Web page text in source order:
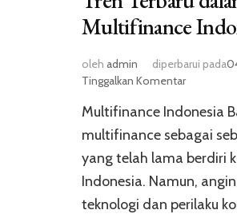
Multifinance
oleh admin diperbarui pada
Tinggalkan Komentarpada
Terbaru
dalam
Industri
Indonesia
Multifinance Indonesia
multifinance sebagai
yang telah lama berdiri
Indonesia. Namun,
teknologi dan perilaku